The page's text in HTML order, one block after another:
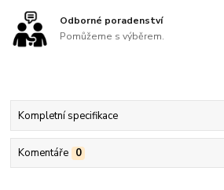
Odborné poradenství
Pomůžeme s výběrem.
Kompletní specifikace
Komentáře 0